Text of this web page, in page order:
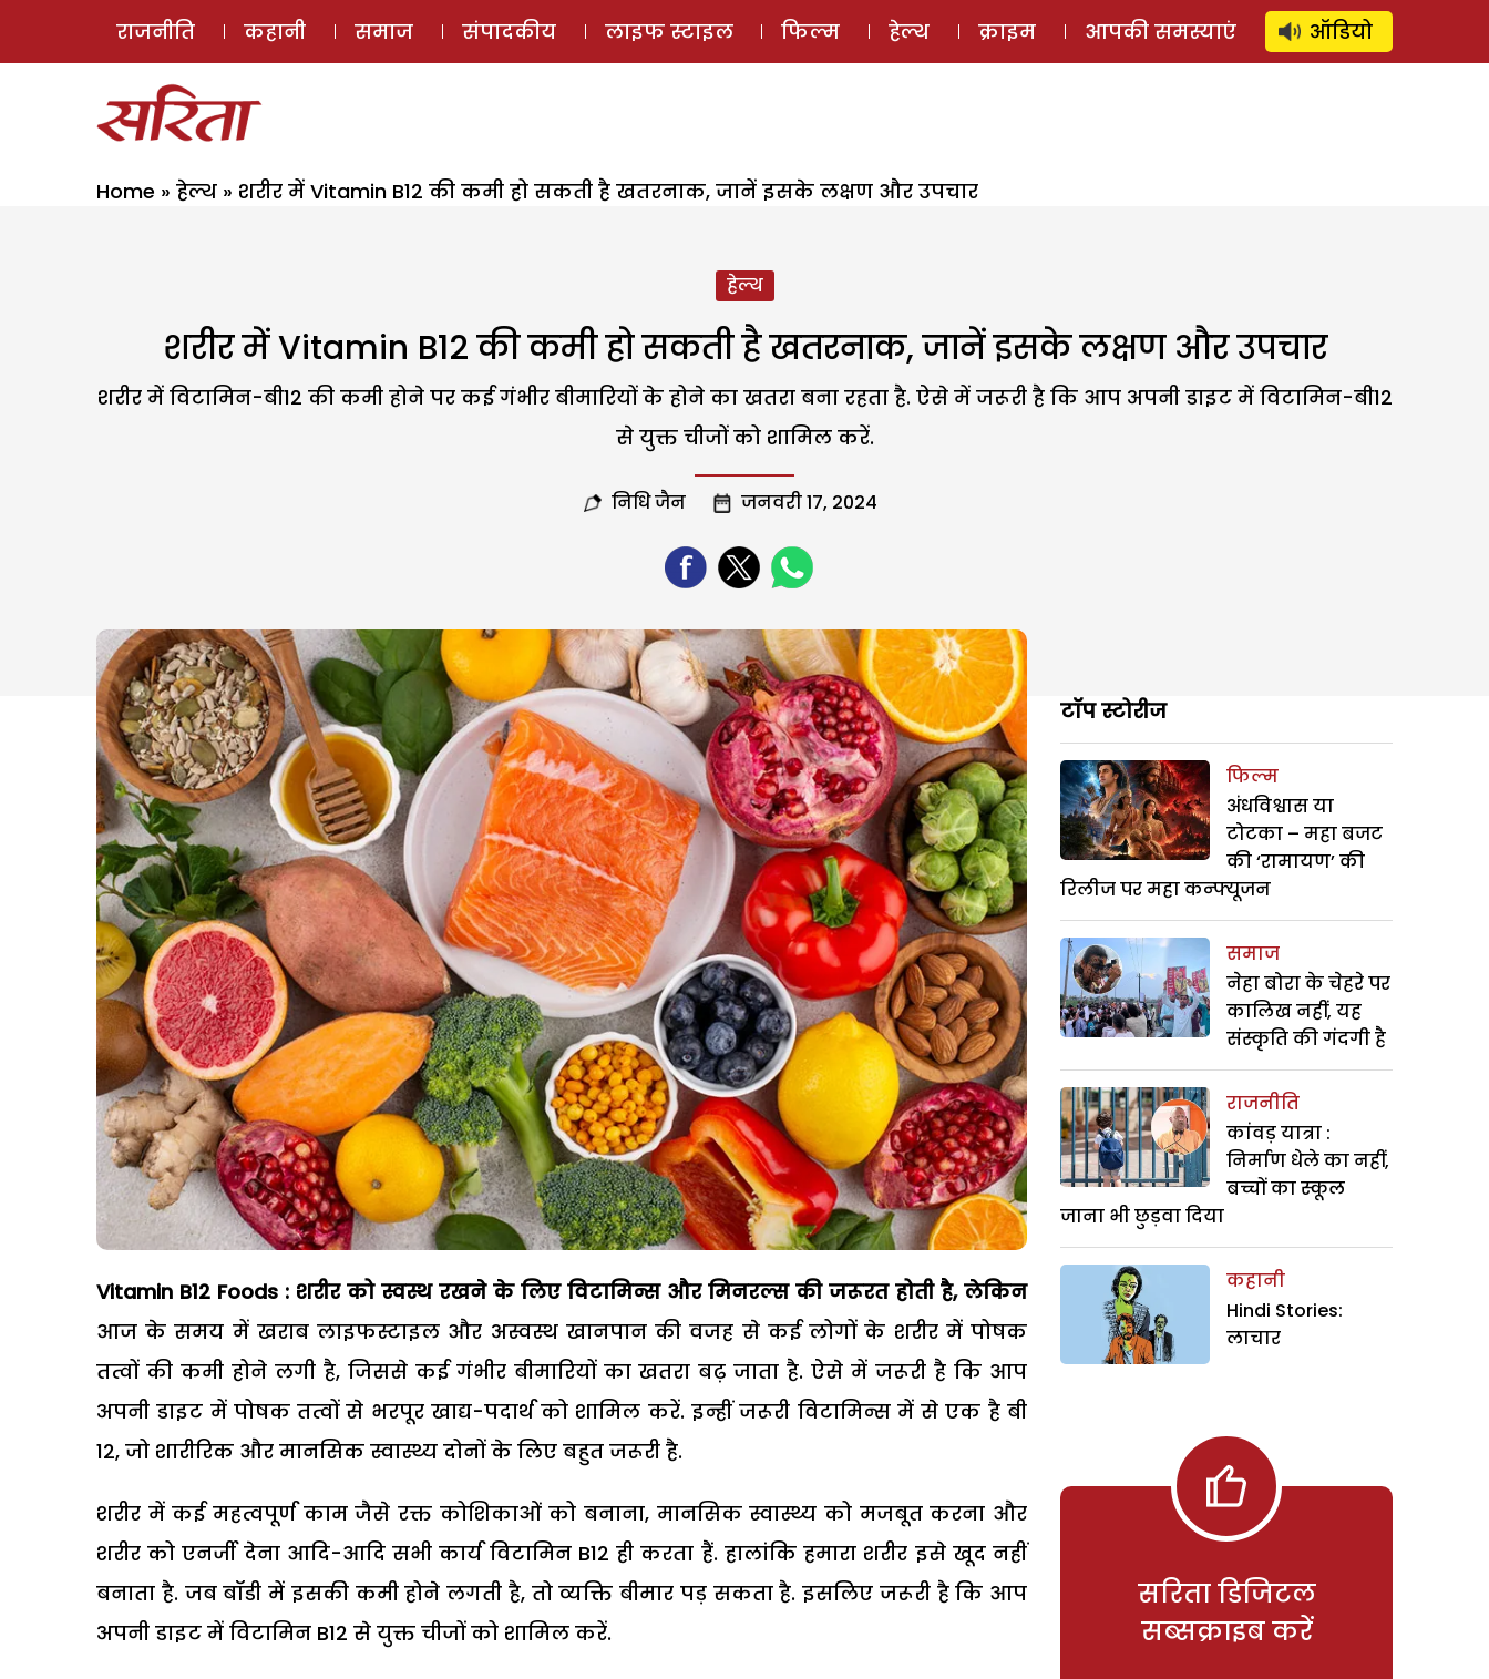
ई-मैगज़ीन ऑडियो स्टोरी लॉग इन ⚲ SUBSCRIBE
राजनीति कहानी समाज संपादकीय लाइफ स्टाइल फिल्म हेल्थ क्राइम आपकी समस्याएं ऑडियो
Home » हेल्थ » शरीर में Vitamin B12 की कमी हो सकती है खतरनाक, जानें इसके लक्षण और उपचार
हेल्थ
शरीर में Vitamin B12 की कमी हो सकती है खतरनाक, जानें इसके लक्षण और उपचार
शरीर में विटामिन-बी12 की कमी होने पर कई गंभीर बीमारियों के होने का खतरा बना रहता है. ऐसे में जरूरी है कि आप अपनी डाइट में विटामिन-बी12
से युक्त चीजों को शामिल करें.
निधि जैन जनवरी 17, 2024
Vitamin B12 Foods : शरीर को स्वस्थ रखने के लिए विटामिन्स और मिनरल्स की जरूरत होती है, लेकिन
आज के समय में खराब लाइफस्टाइल और अस्वस्थ खानपान की वजह से कई लोगों के शरीर में पोषक
तत्वों की कमी होने लगी है, जिससे कई गंभीर बीमारियों का खतरा बढ़ जाता है. ऐसे में जरूरी है कि आप
अपनी डाइट में पोषक तत्वों से भरपूर खाद्य-पदार्थ को शामिल करें. इन्हीं जरूरी विटामिन्स में से एक है बी
12, जो शारीरिक और मानसिक स्वास्थ्य दोनों के लिए बहुत जरूरी है.
शरीर में कई महत्वपूर्ण काम जैसे रक्त कोशिकाओं को बनाना, मानसिक स्वास्थ्य को मजबूत करना और
शरीर को एनर्जी देना आदि-आदि सभी कार्य विटामिन B12 ही करता हैं. हालांकि हमारा शरीर इसे खूद नहीं
बनाता है. जब बॉडी में इसकी कमी होने लगती है, तो व्यक्ति बीमार पड़ सकता है. इसलिए जरूरी है कि आप
अपनी डाइट में विटामिन B12 से युक्त चीजों को शामिल करें.
टॉप स्टोरीज
फिल्म
अंधविश्वास या
टोटका – महा बजट
की ‘रामायण’ की
रिलीज पर महा कन्फ्यूजन
समाज
नेहा बोरा के चेहरे पर
कालिख नहीं, यह
संस्कृति की गंदगी है
राजनीति
कांवड़ यात्रा :
निर्माण धेले का नहीं,
बच्चों का स्कूल
जाना भी छुड़वा दिया
कहानी
Hindi Stories:
लाचार
सरिता डिजिटल
सब्सक्राइब करें